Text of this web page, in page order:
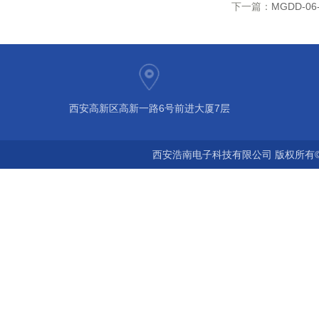
下一篇： MGDD-
西安高新区高新一路6号前进大厦7层
西安浩南电子科技有限公司 版权所